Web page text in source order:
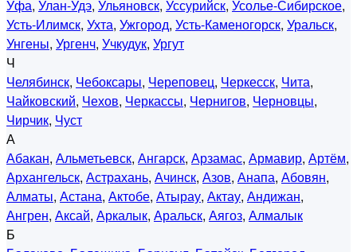
Уфа, Улан-Удэ, Ульяновск, Уссурийск, Усолье-Сибирское,
Усть-Илимск, Ухта, Ужгород, Усть-Каменогорск, Уральск,
Унгены, Ургенч, Учкудук, Ургут
Ч
Челябинск, Чебоксары, Череповец, Черкесск, Чита,
Чайковский, Чехов, Черкассы, Чернигов, Черновцы,
Чирчик, Чуст
А
Абакан, Альметьевск, Ангарск, Арзамас, Армавир, Артём,
Архангельск, Астрахань, Ачинск, Азов, Анапа, Абовян,
Алматы, Астана, Актобе, Атырау, Актау, Андижан,
Ангрен, Аксай, Аркалык, Аральск, Аягоз, Алмалык
Б